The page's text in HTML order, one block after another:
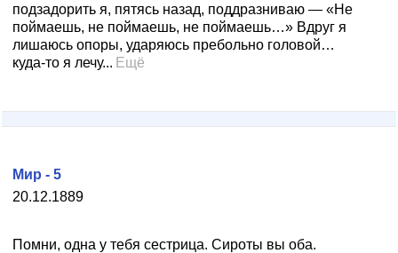
подзадорить я, пятясь назад, поддразниваю — «Не
поймаешь, не поймаешь, не поймаешь…» Вдруг я
лишаюсь опоры, ударяюсь пребольно головой…
куда-то я лечу... Ещё
20.12.1889
Мир - 5
Помни, одна у тебя сестрица. Сироты вы оба.